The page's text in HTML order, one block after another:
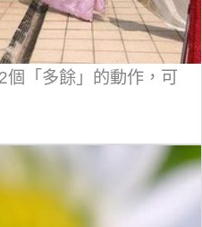
「多餘」的動作，可